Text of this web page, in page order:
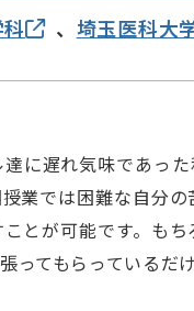
、 埼玉医科大
に遅れ気味であっ
業では困難な自分
とが可能です。も
ってもらっている